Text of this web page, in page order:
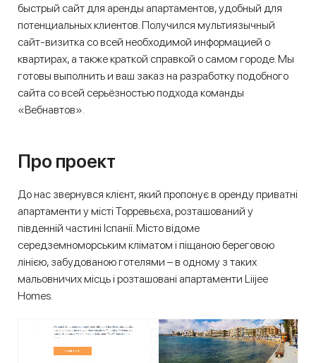
быстрый сайт для аренды апартаментов, удобный для
потенциальных клиентов. Получился мультиязычный
сайт-визитка со всей необходимой информацией о
квартирах, а также краткой справкой о самом городе. Мы
готовы выполнить и ваш заказ на разработку подобного
сайта со всей серьёзностью подхода команды
«Вебнавтов».
Про проект
До нас звернувся клієнт, який пропонує в оренду приватні
апартаменти у місті Торревьєха, розташований у
південній частині Іспанії. Місто відоме
середземноморським кліматом і піщаною береговою
лінією, забудованою готелями – в одному з таких
мальовничих місць і розташовані апартаменти Liijee
Homes.